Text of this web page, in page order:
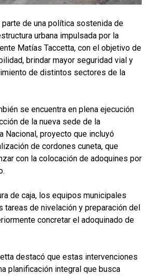
parte de una política sostenida de
urbana impulsada por la
Matías Taccetta, con el objetivo de
brindar mayor seguridad vial y
de distintos sectores de la
se encuentra en plena ejecución
de la nueva sede de la
Nacional, proyecto que incluyó
de cordones cuneta, que
con la colocación de adoquines por
de caja, los equipos municipales
tareas de nivelación y preparación del
concretar el adoquinado de
destacó que estas intervenciones
planificación integral que busca